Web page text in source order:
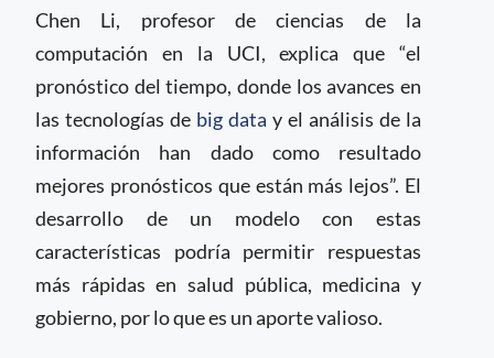
Chen Li, profesor de ciencias de la
computación en la UCI, explica que “el
pronóstico del tiempo, donde los avances en
las tecnologías de big data y el análisis de la
información han dado como resultado
mejores pronósticos que están más lejos”. El
desarrollo de un modelo con estas
características podría permitir respuestas
más rápidas en salud pública, medicina y
gobierno, por lo que es un aporte valioso.